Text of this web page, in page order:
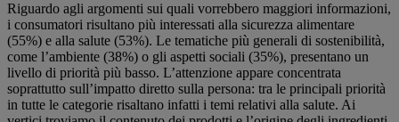
Riguardo agli argomenti sui quali vorrebbero maggiori informazioni,
i consumatori risultano più interessati alla sicurezza alimentare
(55%) e alla salute (53%). Le tematiche più generali di sostenibilità,
come l’ambiente (38%) o gli aspetti sociali (35%), presentano un
livello di priorità più basso. L’attenzione appare concentrata
soprattutto sull’impatto diretto sulla persona: tra le principali priorità
in tutte le categorie risaltano infatti i temi relativi alla salute. Ai